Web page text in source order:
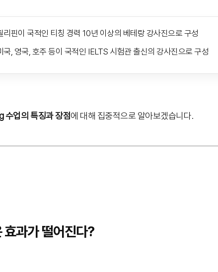
핀이 국적인 티칭 경력 10년 이상의 베테랑 강사진으로 구성
, 영국, 호주 등이 국적인 IELTS 시험관 출신의 강사진으로 구성
수업의 특징과 장점에 대해 집중적으로 알아보겠습니다.
효과가 떨어진다?